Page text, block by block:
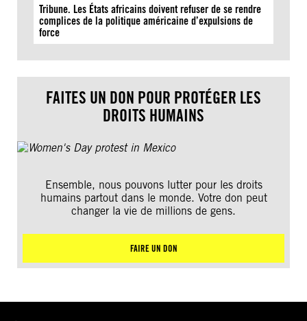
Tribune. Les États africains doivent refuser de se rendre
complices de la politique américaine d’expulsions de
force
FAITES UN DON POUR PROTÉGER LES
DROITS HUMAINS
Ensemble, nous pouvons lutter pour les droits
humains partout dans le monde. Votre don peut
changer la vie de millions de gens.
FAIRE UN DON